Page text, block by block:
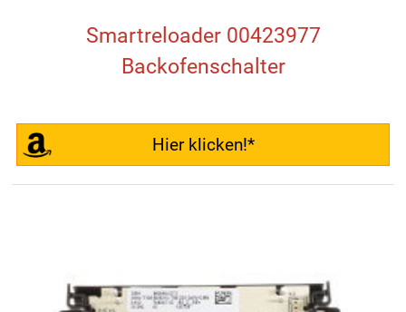
Smartreloader 00423977
Backofenschalter
Hier klicken!*